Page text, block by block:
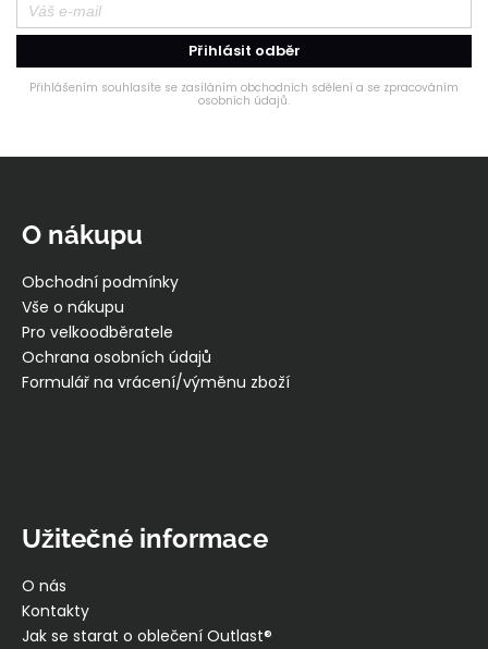
Přihlásit odběr
Přihlášením souhlasíte se zasíláním obchodních sdělení a se zpracováním
osobních údajů.
O nákupu
Obchodní podmínky
Vše o nákupu
Pro velkoodběratele
Ochrana osobních údajů
Formulář na vrácení/výměnu zboží
Užitečné informace
O nás
Kontakty
Jak se starat o oblečení Outlast®